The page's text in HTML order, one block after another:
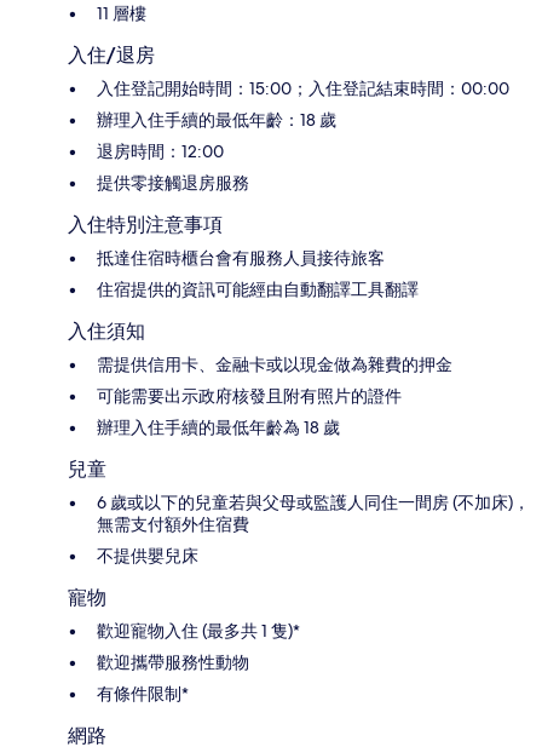
11 層樓
入住/退房
入住登記開始時間：15:00；入住登記結束時間：00:00
辦理入住手續的最低年齡：18 歲
退房時間：12:00
提供零接觸退房服務
入住特別注意事項
抵達住宿時櫃台會有服務人員接待旅客
住宿提供的資訊可能經由自動翻譯工具翻譯
入住須知
需提供信用卡、金融卡或以現金做為雜費的押金
可能需要出示政府核發且附有照片的證件
辦理入住手續的最低年齡為 18 歲
兒童
6 歲或以下的兒童若與父母或監護人同住一間房 (不加床)，
無需支付額外住宿費
不提供嬰兒床
寵物
歡迎寵物入住 (最多共 1 隻)*
歡迎攜帶服務性動物
有條件限制*
網路